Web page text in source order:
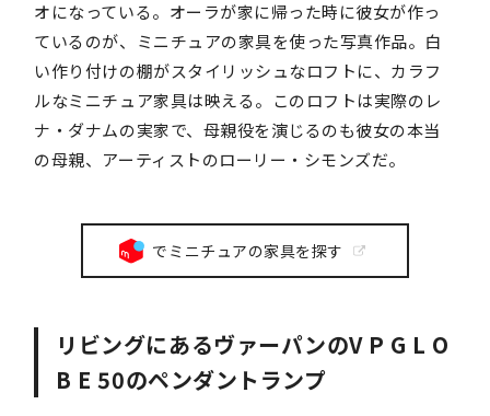
オになっている。オーラが家に帰った時に彼女が作っ
ているのが、ミニチュアの家具を使った写真作品。白
い作り付けの棚がスタイリッシュなロフトに、カラフ
ルなミニチュア家具は映える。このロフトは実際のレ
ナ・ダナムの実家で、母親役を演じるのも彼女の本当
の母親、アーティストのローリー・シモンズだ。
でミニチュアの家具を探す
リビングにあるヴァーパンのV P G L O
B E 50のペンダントランプ